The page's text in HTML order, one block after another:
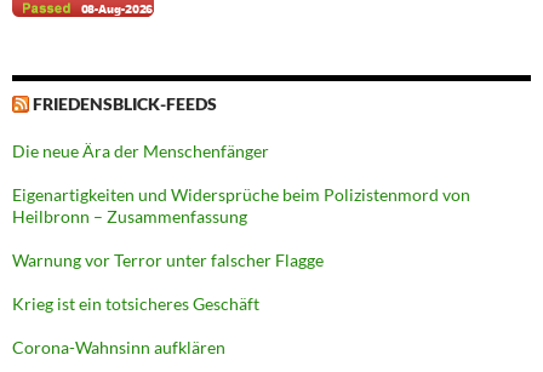
FRIEDENSBLICK-FEEDS
Die neue Ära der Menschenfänger
Eigenartigkeiten und Widersprüche beim Polizistenmord von
Heilbronn – Zusammenfassung
Warnung vor Terror unter falscher Flagge
Krieg ist ein totsicheres Geschäft
Corona-Wahnsinn aufklären